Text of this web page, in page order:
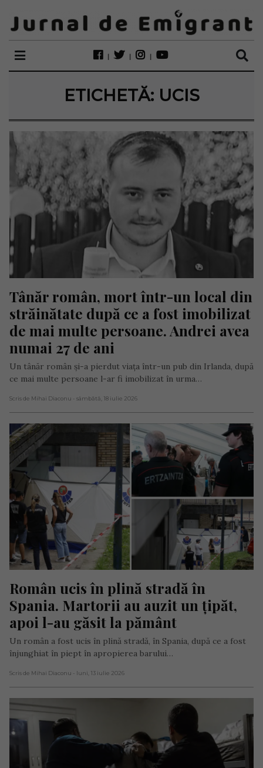
ETICHETĂ: UCIS
Tânăr român, mort într-un local din
străinătate după ce a fost imobilizat
de mai multe persoane. Andrei avea
numai 27 de ani
Un tânăr român și-a pierdut viața într-un pub din Irlanda, după
ce mai multe persoane l-ar fi imobilizat în urma…
Scris de Mihai Diaconu - sâmbătă, 18 iulie 2026
Român ucis în plină stradă în
Spania. Martorii au auzit un țipăt,
apoi l-au găsit la pământ
Un român a fost ucis în plină stradă, în Spania, după ce a fost
înjunghiat în piept în apropierea barului…
Scris de Mihai Diaconu - luni, 13 iulie 2026